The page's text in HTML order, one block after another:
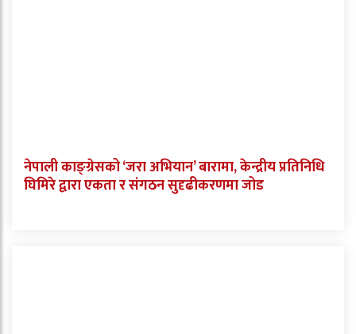
नेपाली काङ्ग्रेसको ‘जरा अभियान’ बारामा, केन्द्रीय प्रतिनिधि
घिमिरे द्वारा एकता र संगठन सुदृढीकरणमा जोड